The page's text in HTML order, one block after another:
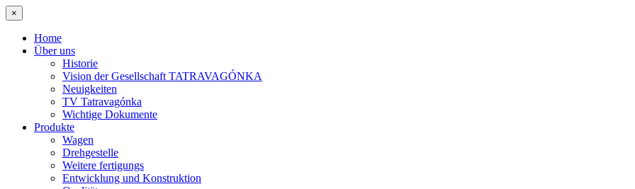
×
Home
Über uns
Historie
Vision der Gesellschaft TATRAVAGÓNKA
Neuigkeiten
TV Tatravagónka
Wichtige Dokumente
Produkte
Wagen
Drehgestelle
Weitere fertigungs
Entwicklung und Konstruktion